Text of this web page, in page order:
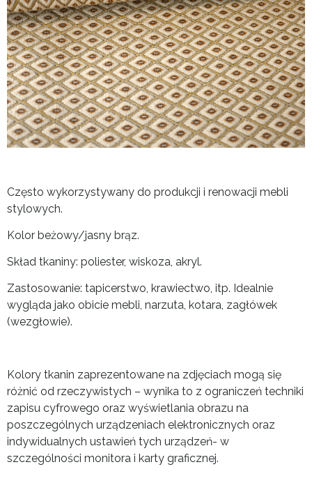
Często wykorzystywany do produkcji i renowacji mebli
stylowych.
Kolor beżowy/jasny brąz.
Skład tkaniny: poliester, wiskoza, akryl.
Zastosowanie: tapicerstwo, krawiectwo, itp. Idealnie
wygląda jako obicie mebli, narzuta, kotara, zagłówek
(wezgłowie).
Kolory tkanin zaprezentowane na zdjęciach mogą się
różnić od rzeczywistych – wynika to z ograniczeń techniki
zapisu cyfrowego oraz wyświetlania obrazu na
poszczególnych urządzeniach elektronicznych oraz
indywidualnych ustawień tych urządzeń- w
szczególności monitora i karty graficznej.